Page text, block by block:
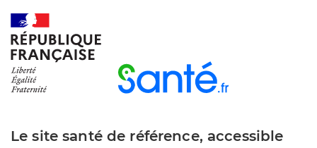
Le site santé de référence, accessible